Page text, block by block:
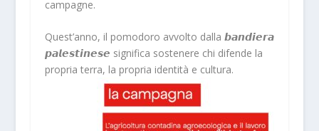
campagne.
Quest’anno, il pomodoro avvolto dalla 𝙗𝙖𝙣𝙙𝙞𝙚𝙧𝙖
𝙥𝙖𝙡𝙚𝙨𝙩𝙞𝙣𝙚𝙨𝙚 significa sostenere chi difende la
propria terra, la propria identità e cultura.